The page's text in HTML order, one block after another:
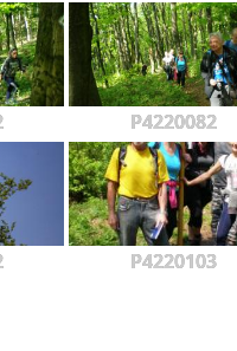
P4220082
P4220103